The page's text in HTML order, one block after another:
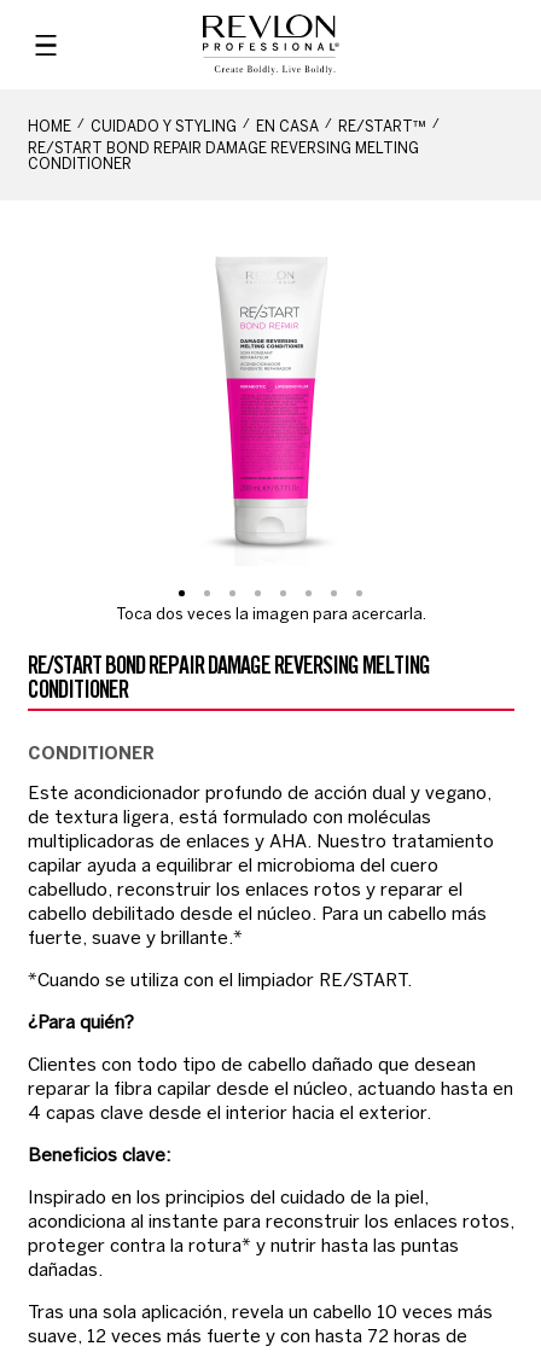
HOME CUIDADO Y STYLING EN CASA
RE/START™
RE/START BOND REPAIR DAMAGE REVERSING MELTING
CONDITIONER
Toca dos veces la imagen para acercarla.
RE/START BOND REPAIR DAMAGE REVERSING MELTING
CONDITIONER
CONDITIONER
Este acondicionador profundo de acción dual y vegano,
de textura ligera, está formulado con moléculas
multiplicadoras de enlaces y AHA. Nuestro tratamiento
capilar ayuda a equilibrar el microbioma del cuero
cabelludo, reconstruir los enlaces rotos y reparar el
cabello debilitado desde el núcleo. Para un cabello más
fuerte, suave y brillante.*
*Cuando se utiliza con el limpiador RE/START.
¿Para quién?
Clientes con todo tipo de cabello dañado que desean
reparar la fibra capilar desde el núcleo, actuando hasta en
4 capas clave desde el interior hacia el exterior.
Beneficios clave:
Inspirado en los principios del cuidado de la piel,
acondiciona al instante para reconstruir los enlaces rotos,
proteger contra la rotura* y nutrir hasta las puntas
dañadas.
Tras una sola aplicación, revela un cabello 10 veces más
suave, 12 veces más fuerte y con hasta 72 horas de